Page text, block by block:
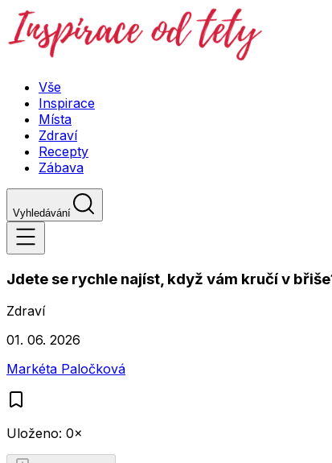
Vše
Inspirace
Místa
Zdraví
Recepty
Zábava
Vyhledávání
Jdete se rychle najíst, když vám kručí v
Zdraví
01. 06. 2026
Markéta Paločková
Uloženo: 0×